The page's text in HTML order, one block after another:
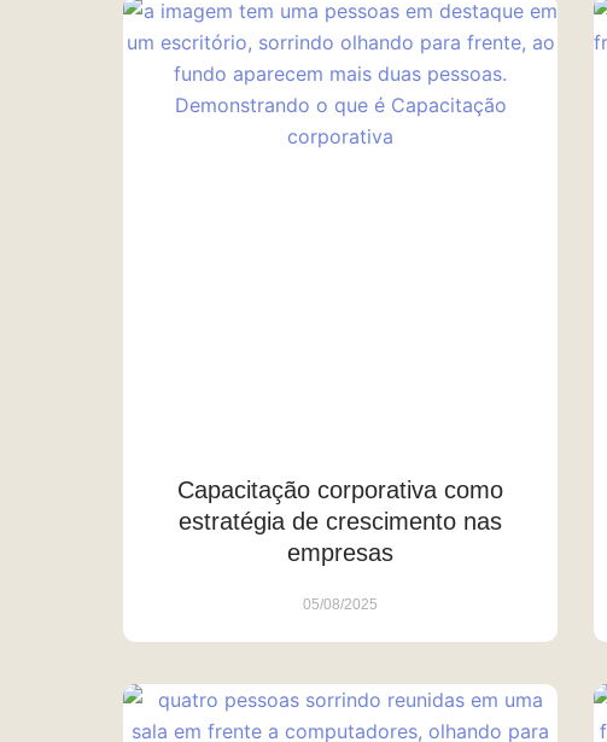
Capacitação corporativa como
estratégia de crescimento nas
empresas
05/08/2025